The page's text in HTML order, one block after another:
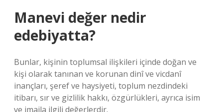
Manevi değer nedir
edebiyatta?
Bunlar, kişinin toplumsal ilişkileri içinde doğan ve
kişi olarak tanınan ve korunan dinî ve vicdanî
inançları, şeref ve haysiyeti, toplum nezdindeki
itibarı, sır ve gizlilik hakkı, özgürlükleri, ayrıca isim
ve imajla ilgili değerlerdir.